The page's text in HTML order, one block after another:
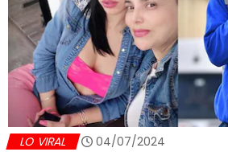
LO VIRAL 04/07/2024